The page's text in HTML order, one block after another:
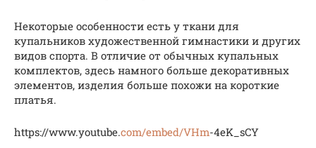
Некоторые особенности есть у ткани для
купальников художественной гимнастики и других
видов спорта. В отличие от обычных купальных
комплектов, здесь намного больше декоративных
элементов, изделия больше похожи на короткие
платья.
https://www.youtube.com/embed/VHm-4eK_sCY